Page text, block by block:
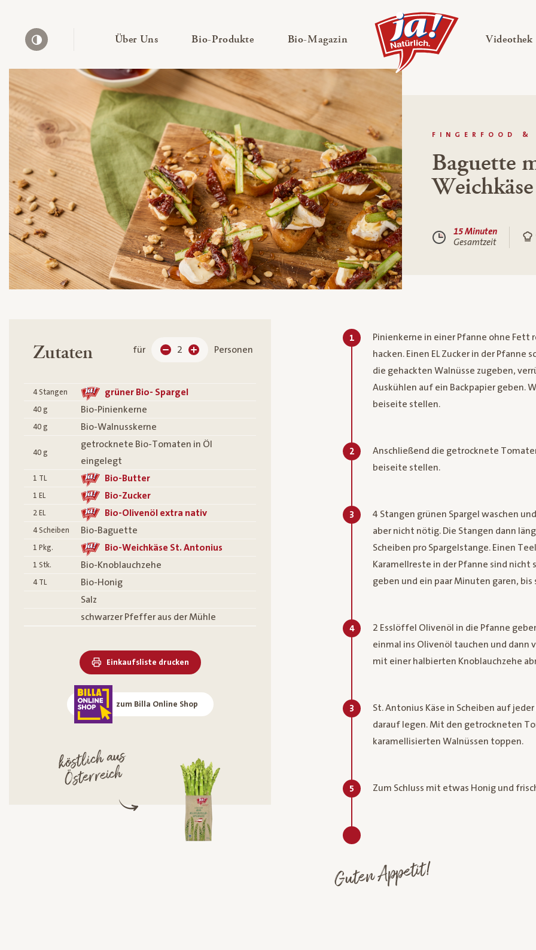
Über Uns— Untermenü ausklappen
Bio-Produkte— Untermenü ausklappen
Bio-Magazin — Untermenü ausklappen Videothek
FINGERFOOD &
Baguette
Weichkäse
15 Minuten
Gesamtzeit
Zutaten für 2 Personen
4 Stangen grüner Bio- Spargel
40 g Bio-Pinienkerne
40 g Bio-Walnusskerne
40 g
getrocknete Bio-Tomaten in Öl
eingelegt
1 TL Bio-Butter
1 EL Bio-Zucker
2 EL Bio-Olivenöl extra nativ
4 Scheiben Bio-Baguette
1 Pkg. Bio-Weichkäse St. Antonius
1 Stk. Bio-Knoblauchzehe
4 TL
Bio-Honig
Salz
schwarzer Pfeffer aus der Mühle
Einkaufsliste drucken
zum Billa Online Shop
köstlich aus
Österreich
1
Pinienkerne in einer Pfanne ohne
hacken. Einen EL Zucker in der Pfanne
die gehackten Walnüsse zugeben,
Auskühlen auf ein Backpapier geben.
beiseite stellen.
2
Anschließend die getrocknete
beiseite stellen.
3
4 Stangen grünen Spargel waschen
aber nicht nötig. Die Stangen dann
Scheiben pro Spargelstange. Einen
Karamellreste in der Pfanne sind nicht
geben und ein paar Minuten garen, bis
4
2 Esslöffel Olivenöl in die Pfanne
einmal ins Olivenöl tauchen und dann
mit einer halbierten Knoblauchzehe
3
St. Antonius Käse in Scheiben auf
darauf legen. Mit den getrockneten
karamellisierten Walnüssen toppen.
5 Zum Schluss mit etwas Honig und
Guten Appetit!